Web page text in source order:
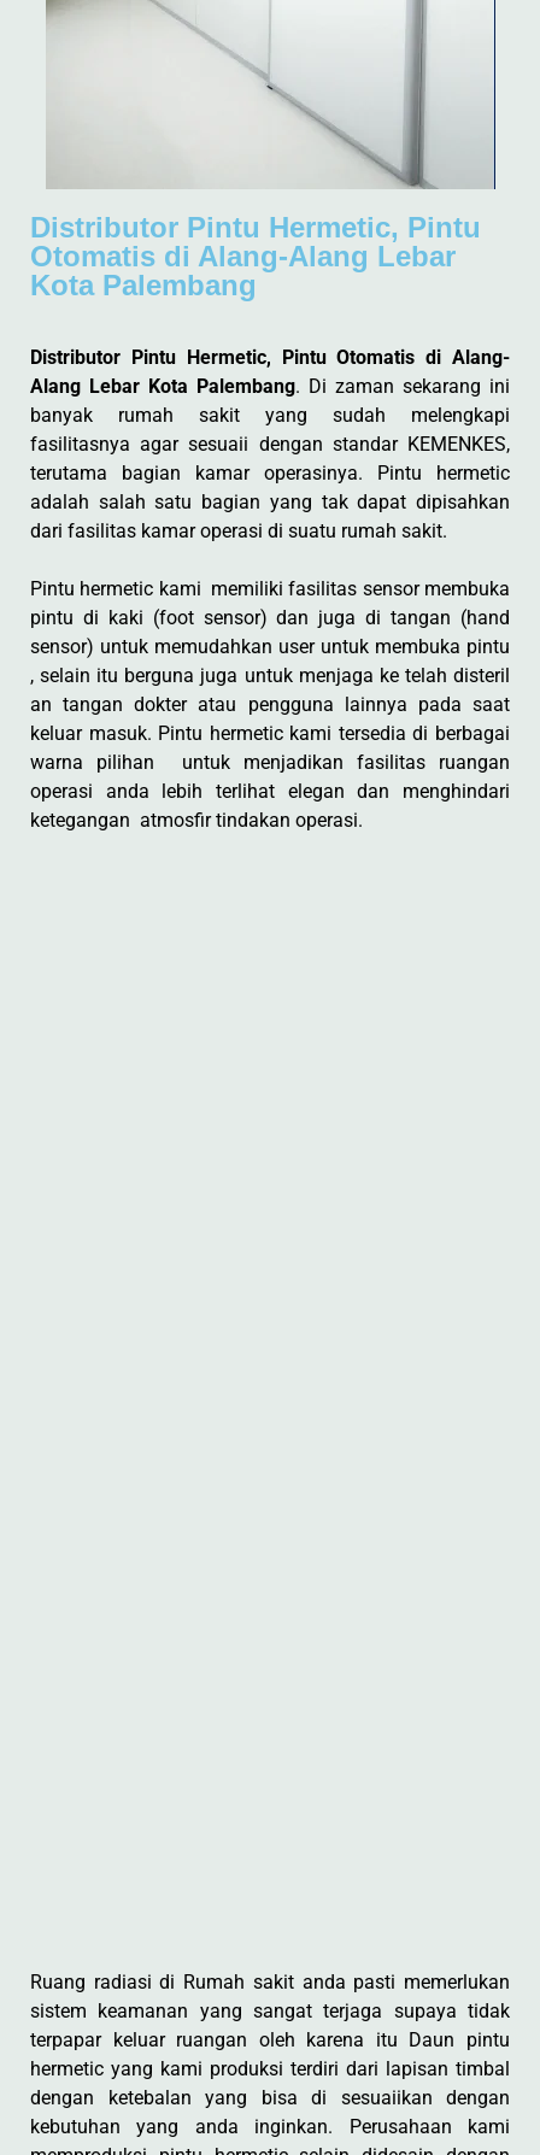
Distributor Pintu Hermetic, Pintu
Otomatis di Alang-Alang Lebar
Kota Palembang
Distributor Pintu Hermetic, Pintu Otomatis di Alang-
Alang Lebar Kota Palembang. Di zaman sekarang ini
banyak rumah sakit yang sudah melengkapi
fasilitasnya agar sesuaii dengan standar KEMENKES,
terutama bagian kamar operasinya. Pintu hermetic
adalah salah satu bagian yang tak dapat dipisahkan
dari fasilitas kamar operasi di suatu rumah sakit.
Pintu hermetic kami memiliki fasilitas sensor membuka
pintu di kaki (foot sensor) dan juga di tangan (hand
sensor) untuk memudahkan user untuk membuka pintu
, selain itu berguna juga untuk menjaga ke telah disteril
an tangan dokter atau pengguna lainnya pada saat
keluar masuk. Pintu hermetic kami tersedia di berbagai
warna pilihan untuk menjadikan fasilitas ruangan
operasi anda lebih terlihat elegan dan menghindari
ketegangan atmosfir tindakan operasi.
Ruang radiasi di Rumah sakit anda pasti memerlukan
sistem keamanan yang sangat terjaga supaya tidak
terpapar keluar ruangan oleh karena itu Daun pintu
hermetic yang kami produksi terdiri dari lapisan timbal
dengan ketebalan yang bisa di sesuaiikan dengan
kebutuhan yang anda inginkan. Perusahaan kami